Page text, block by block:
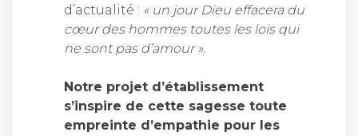
d’actualité : « un jour Dieu effacera du
cœur des hommes toutes les lois qui
ne sont pas d’amour ».
Notre projet d’établissement
s’inspire de cette sagesse toute
empreinte d’empathie pour les